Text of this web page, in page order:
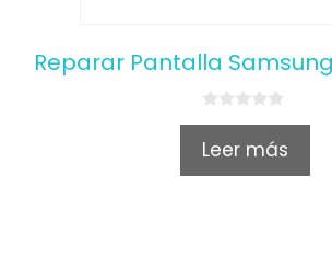
Reparar Pantalla
0
u
Leer más